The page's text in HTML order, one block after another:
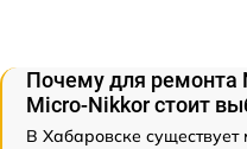
Почему для ремонта
Micro-Nikkor стоит
В Хабаровске существует